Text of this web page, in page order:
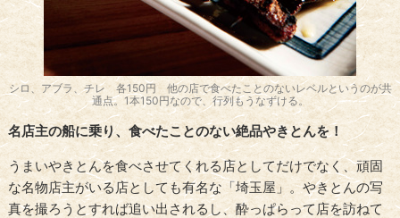
シロ、アブラ、チレ 各150円 他の店で食べたことのないレベルというのが共
通点。1本150円なので、行列もうなずける。
名店主の船に乗り、食べたことのない絶品やきとんを！
うまいやきとんを食べさせてくれる店としてだけでなく、頑固
な名物店主がいる店としても有名な「埼玉屋」。やきとんの写
真を撮ろうとすれば追い出されるし、酔っぱらって店を訪ねて